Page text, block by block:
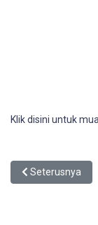
Klik disini untuk
Previous article:
Seterusnya